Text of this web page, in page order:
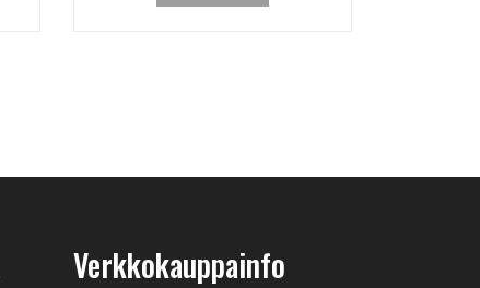
Verkkokauppainfo